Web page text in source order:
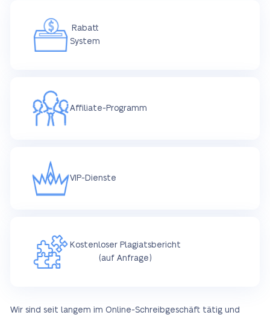
Rabatt
System
Affiliate-Programm
VIP-Dienste
Kostenloser Plagiatsbericht
(auf Anfrage)
Wir sind seit langem im Online-Schreibgeschäft tätig und